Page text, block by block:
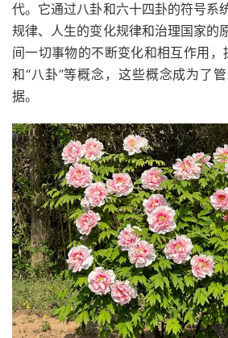
代。它通过八卦和六十四卦的符号系
规律、人生的变化规律和治理国家的
间一切事物的不断变化和相互作用，
和“八卦”等概念，这些概念成为了
据。